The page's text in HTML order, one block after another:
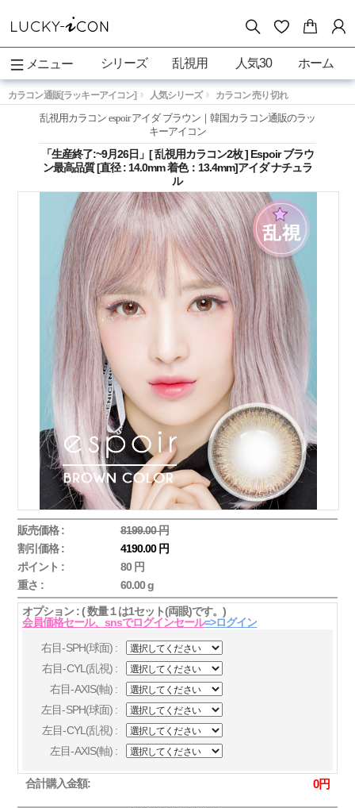
メニュー シリーズ 乱視用 人気30 ホーム
カラコン通販[ラッキーアイコン] 人気シリーズ カラコン 売り切れ
乱視用カラコン espoir アイダ ブラウン｜韓国カラコン通販のラッ
キーアイコン
「生産終了:~9月26日」[ 乱視用カラコン2枚 ] Espoir ブラウ
ン最高品質 [直径 : 14.0mm 着色：13.4mm]アイダ ナチュラ
ル
販売価格 :
8199.00 円
割引価格 :
4190.00 円
ポイント :
80 円
重さ :
60.00 g
オプション : ( 数量１は1セット(両眼)です。)
会員価格セール、snsでログインセール=>ログイン
右目-SPH(球面) :
右目-CYL(乱視) :
右目-AXIS(軸) :
左目-SPH(球面) :
左目-CYL(乱視) :
左目-AXIS(軸) :
合計購入金額: 0円